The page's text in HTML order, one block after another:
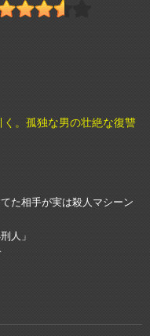
。孤独な男の壮絶な復讐
た相手が実は殺人マシーン
人」